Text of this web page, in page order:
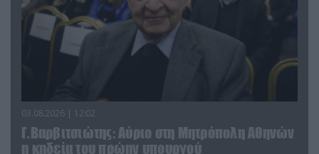
03.08.2026 | 12:02
Γ.Βαρβιτσιώτης: Aύριο στη Μητρόπολη Αθηνών
η κηδεία του πρώην υπουργού